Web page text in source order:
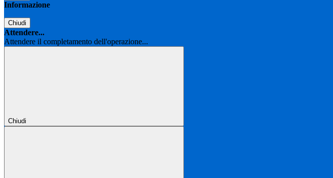
Informazione
Chiudi
Attendere...
Attendere il completamento dell'operazione...
Chiudi